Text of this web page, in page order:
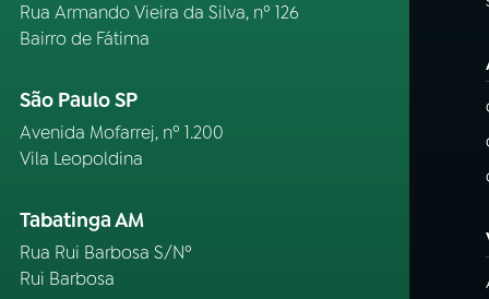
Rua Armando Vieira da Silva, nº 126
Bairro de Fátima
São Paulo SP
Avenida Mofarrej, nº 1.200
Vila Leopoldina
Tabatinga AM
Rua Rui Barbosa S/Nº
Rui Barbosa